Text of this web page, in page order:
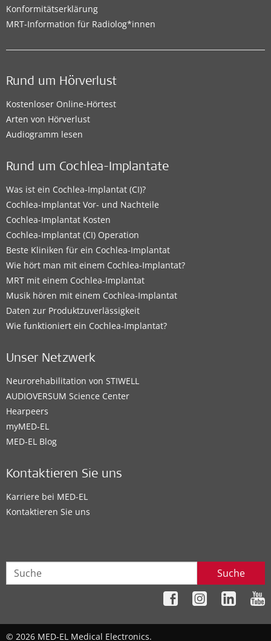
Konformitätserklärung
MRT-Information für Radiolog*innen
Rund um Hörverlust
Kostenloser Online-Hörtest
Arten von Hörverlust
Audiogramm lesen
Rund um Cochlea-Implantate
Was ist ein Cochlea-Implantat (CI)?
Cochlea-Implantat Vor- und Nachteile
Cochlea-Implantat Kosten
Cochlea-Implantat (CI) Operation
Beste Kliniken für ein Cochlea-Implantat
Wie hört man mit einem Cochlea-Implantat?
MRT mit einem Cochlea-Implantat
Musik hören mit einem Cochlea-Implantat
Daten zur Produktzuverlässigkeit
Wie funktioniert ein Cochlea-Implantat?
Unser Netzwerk
Neurorehabilitation von STIWELL
AUDIOVERSUM Science Center
Hearpeers
myMED‑EL
MED-EL Blog
Kontaktieren Sie uns
Karriere bei MED-EL
Kontaktieren Sie uns
Suche
© 2026 MED-EL Medical Electronics.